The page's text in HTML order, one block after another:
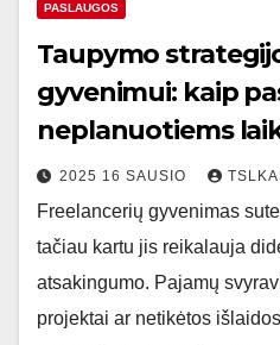
PASLAUGOS
Taupymo
gyvenimui: kaip pasiruošti
neplanuotiems
2025 16 SAUSIO
Freelancerių gyvenimas
tačiau kartu jis reikalauja
atsakingumo. Pajamų
projektai ar netikėtos